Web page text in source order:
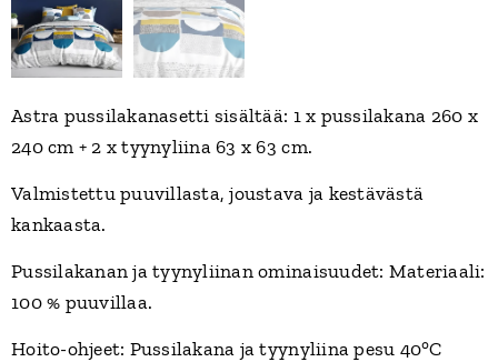
Astra pussilakanasetti sisältää: 1 x pussilakana 260 x
240 cm + 2 x tyynyliina 63 x 63 cm.
Valmistettu puuvillasta, joustava ja kestävästä
kankaasta.
Pussilakanan ja tyynyliinan ominaisuudet: Materiaali:
100 % puuvillaa.
Hoito-ohjeet: Pussilakana ja tyynyliina pesu 40°C